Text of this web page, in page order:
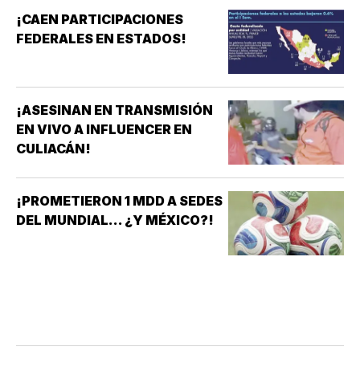
¡CAEN PARTICIPACIONES
FEDERALES EN ESTADOS!
¡ASESINAN EN TRANSMISIÓN
EN VIVO A INFLUENCER EN
CULIACÁN!
¡PROMETIERON 1 MDD A SEDES
DEL MUNDIAL... ¿Y MÉXICO?!